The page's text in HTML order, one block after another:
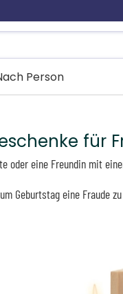
Person
für
oder eine Freundin mit
Geburtstag eine Fraude